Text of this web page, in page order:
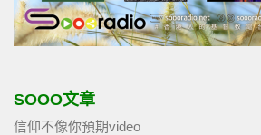
SOOO文章
信仰不像你預期video